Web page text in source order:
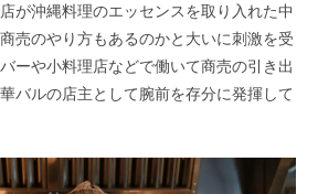
が沖縄料理のエッセンスを取り入れた中
売のやり方もあるのかと大いに刺激を受
ーや小料理店などで働いて商売の引き出
バルの店主として腕前を存分に発揮して